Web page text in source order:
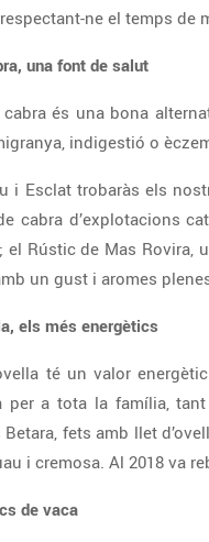
ne el temps de
una font de salut
és una bona
indigestió o
i Esclat trobaràs els
cabra d’explotacions
el Rústic de Mas
un gust i aromes
els més energètics
té un valor
per a tota la família,
fets amb llet
i cremosa. Al 2018 va
de vaca